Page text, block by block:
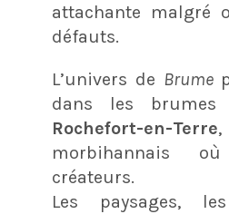
attachante malgré
défauts.
L’univers de Brume
dans les brumes
Rochefort-en-Terre
morbihannais
créateurs.
Les paysages,